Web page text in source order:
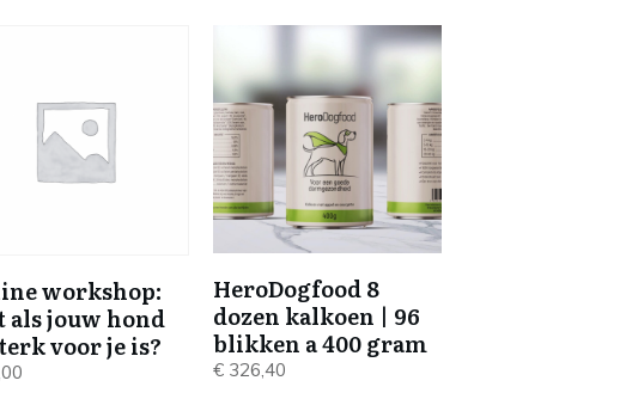
workshop:
als jouw hond
voor je is?
HeroDogfood 8
dozen kalkoen | 96
blikken a 400 gram
€ 326,40